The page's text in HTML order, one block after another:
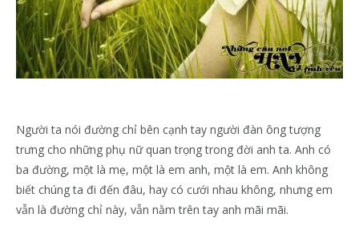
Người ta nói đường chỉ bên cạnh tay người đàn ông tượng
trưng cho những phụ nữ quan trọng trong đời anh ta. Anh có
ba đường, một là mẹ, một là em anh, một là em. Anh không
biết chúng ta đi đến đâu, hay có cưới nhau không, nhưng em
vẫn là đường chỉ này, vẫn nằm trên tay anh mãi mãi.